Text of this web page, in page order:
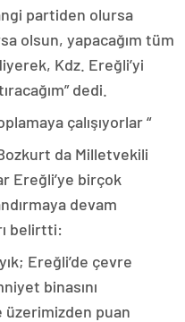
partiden olursa
olsun, yapacağım tüm
Kdz. Ereğli’yi
dedi.
çalışıyorlar “
da Milletvekili
Ereğli’ye birçok
devam
belirtti:
Ereğli’de çevre
binasını
üzerimizden puan